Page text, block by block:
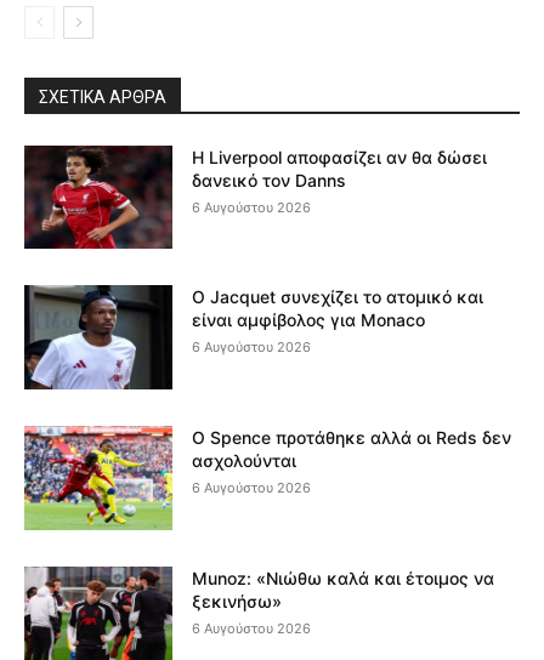
ΣΧΕΤΙΚΆ ΆΡΘΡΑ
Η Liverpool αποφασίζει αν θα δώσει
δανεικό τον Danns
6 Αυγούστου 2026
Ο Jacquet συνεχίζει το ατομικό και
είναι αμφίβολος για Monaco
6 Αυγούστου 2026
Ο Spence προτάθηκε αλλά οι Reds δεν
ασχολούνται
6 Αυγούστου 2026
Munoz: «Νιώθω καλά και έτοιμος να
ξεκινήσω»
6 Αυγούστου 2026